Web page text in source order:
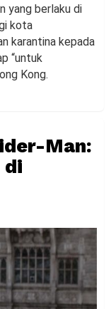
yang berlaku di
kota
karantina kepada
“untuk
Kong.
Man:
di